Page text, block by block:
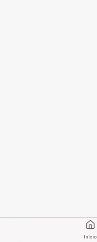
Início